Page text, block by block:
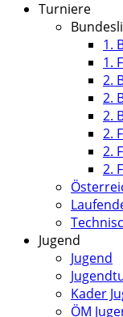
Turniere
1.
1.
2.
2.
2.
2.
2.
2.
Jugend
Jugend
Kader
ÖM